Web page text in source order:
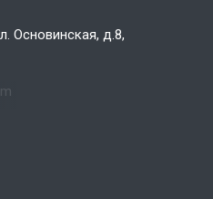
Основинская, д.8,